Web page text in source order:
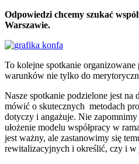
Odpowiedzi chcemy szukać
Warszawie.
To kolejne spotkanie
warunków nie tylko do
Nasze spotkanie podzielone jest
mówić o skutecznych metodach
dotyczy i angażuje. Nie
ułożenie modelu współpracy w
jest ważny, ale zastanowimy się
rewitalizacyjnych i określić, czy i w